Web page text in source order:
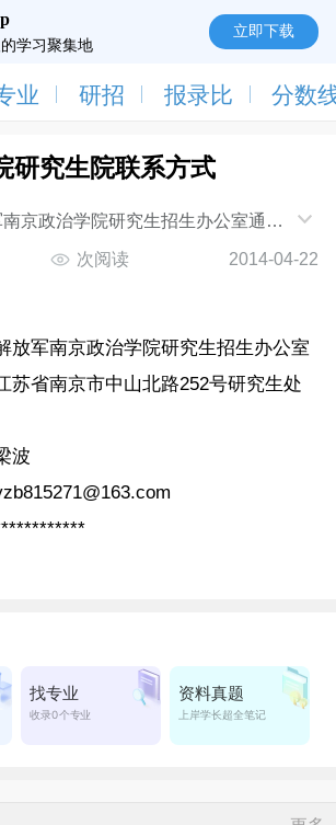
学习聚集地
立即下载
业 研招 报录比 分数
研究生院联系方式
京政治学院研究生招生办公室通信
市中山北路252号研究生处210003联
邮箱：yzb815271@163.com联系电
次阅读 2014-04-22
军南京政治学院研究生招生办公室
省南京市中山北路252号研究生处
波